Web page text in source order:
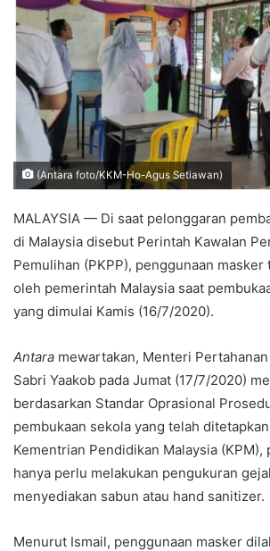
(Antara foto/KKM-Ho-Agus Setiawan)
MALAYSIA — Di saat pelonggaran
di Malaysia disebut Perintah Kawalan
Pemulihan (PKPP), penggunaan
oleh pemerintah Malaysia saat
yang dimulai Kamis (16/7/2020).
Antara mewartakan, Menteri
Sabri Yaakob pada Jumat (17/7/2020)
berdasarkan Standar Oprasional
pembukaan sekola yang telah
Kementrian Pendidikan Malaysia (KPM),
hanya perlu melakukan pengukuran
menyediakan sabun atau hand sanitizer.
Menurut Ismail, penggunaan masker